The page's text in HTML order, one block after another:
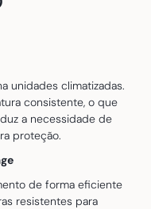
unidades climatizadas.
consistente, o que
a necessidade de
proteção.
de forma eficiente
resistentes para